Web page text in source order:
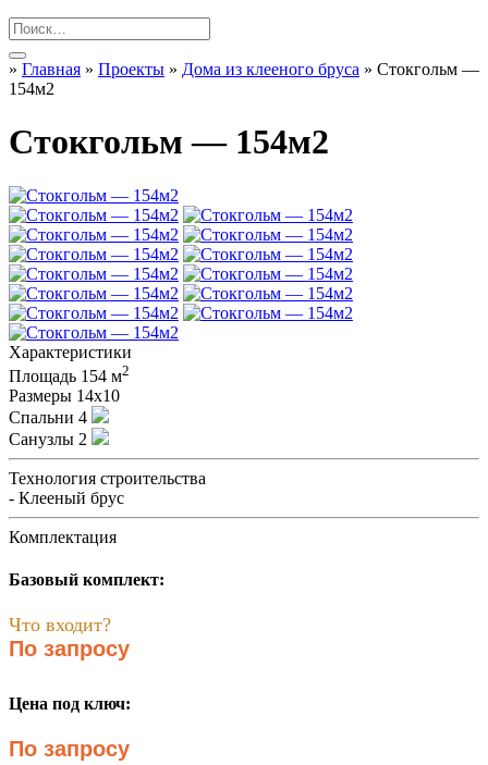
» Главная » Проекты » Дома из клееного бруса » Стокгольм —
154м2
Стокгольм — 154м2
Характеристики
Площадь 154 м2
Размеры 14х10
Спальни 4
Санузлы 2
Технология строительства
- Клееный брус
Комплектация
Базовый комплект:
Что входит?
По запросу
Цена под ключ:
По запросу